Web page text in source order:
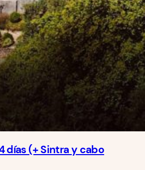
días (+ Sintra y cabo